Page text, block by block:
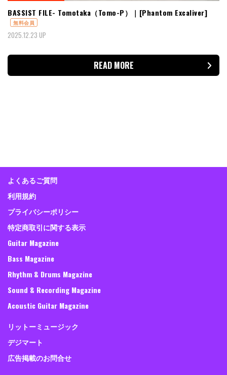
BASSIST FILE- Tomotaka（Tomo-P）｜[Phantom Excaliver]
無料会員
2025.12.23 UP
READ MORE
よくあるご質問
利用規約
プライバシーポリシー
特定商取引に関する表示
Guitar Magazine
Bass Magazine
Rhythm & Drums Magazine
Sound & Recording Magazine
Acoustic Guitar Magazine
リットーミュージック
デジマート
広告掲載のお問合せ